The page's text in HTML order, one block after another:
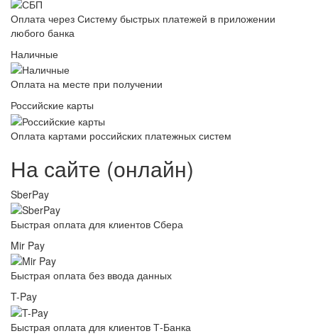
Оплата через Систему быстрых платежей в приложении
любого банка
Наличные
Оплата на месте при получении
Российские карты
Оплата картами российских платежных систем
На сайте (онлайн)
SberPay
Быстрая оплата для клиентов Сбера
Mir Pay
Быстрая оплата без ввода данных
T-Pay
Быстрая оплата для клиентов Т-Банка